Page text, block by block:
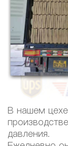
В нашем
давления.